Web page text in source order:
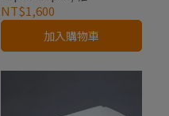
NT$1,600
加入購物車